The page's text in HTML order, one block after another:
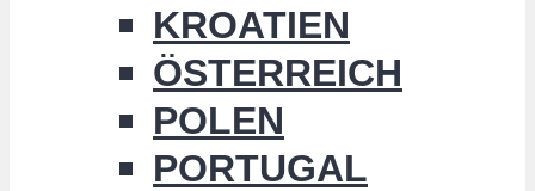
KROATIEN
ÖSTERREICH
POLEN
PORTUGAL